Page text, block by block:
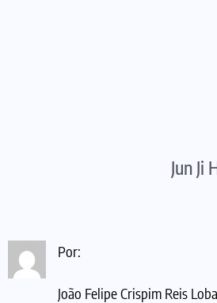
Jun Ji
Por:
João Felipe Crispim Reis